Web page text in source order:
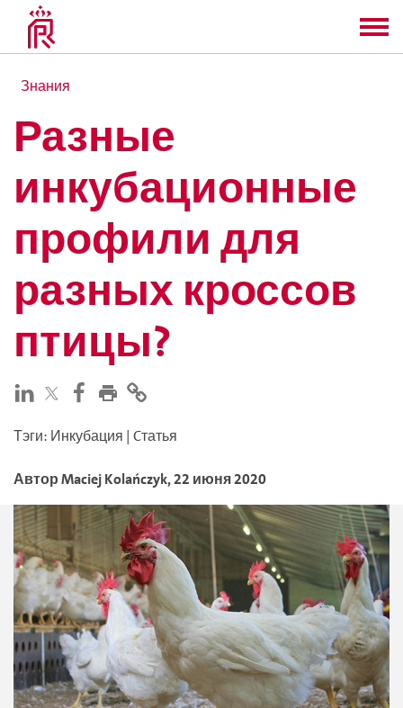
Знания
Разные
инкубационные
профили для
разных кроссов
птицы?
Тэги: Инкубация | Cтатья
АвторMaciejKolańczyk,22 июня 2020